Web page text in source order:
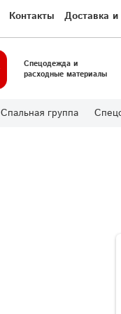
Контакты Доставка и
Спецодежда и
расходные материалы
Спальная группа